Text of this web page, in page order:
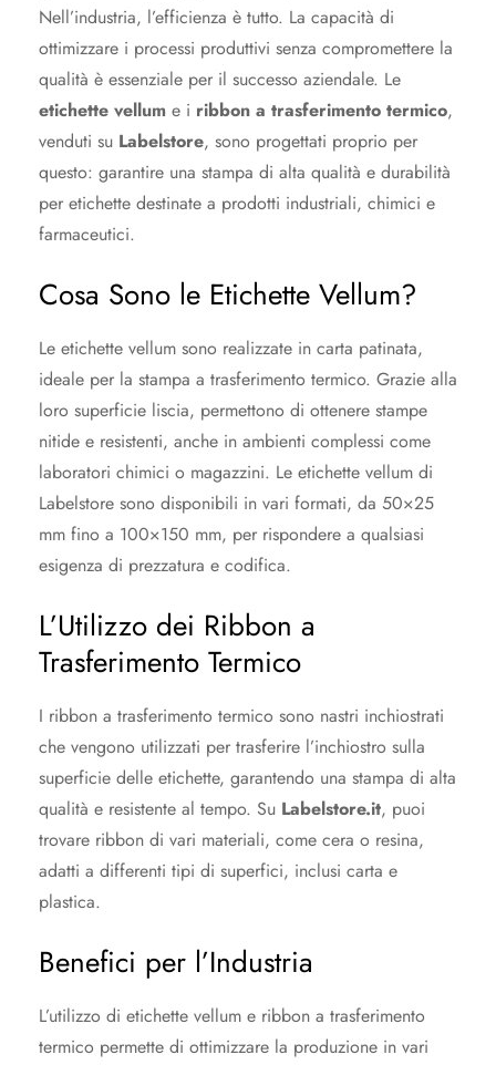
Nell’industria, l’efficienza è tutto. La capacità di
ottimizzare i processi produttivi senza compromettere la
qualità è essenziale per il successo aziendale. Le
etichette vellum e i ribbon a trasferimento termico,
venduti su Labelstore, sono progettati proprio per
questo: garantire una stampa di alta qualità e durabilità
per etichette destinate a prodotti industriali, chimici e
farmaceutici.
Cosa Sono le Etichette Vellum?
Le etichette vellum sono realizzate in carta patinata,
ideale per la stampa a trasferimento termico. Grazie alla
loro superficie liscia, permettono di ottenere stampe
nitide e resistenti, anche in ambienti complessi come
laboratori chimici o magazzini. Le etichette vellum di
Labelstore sono disponibili in vari formati, da 50×25
mm fino a 100×150 mm, per rispondere a qualsiasi
esigenza di prezzatura e codifica.
L’Utilizzo dei Ribbon a
Trasferimento Termico
I ribbon a trasferimento termico sono nastri inchiostrati
che vengono utilizzati per trasferire l’inchiostro sulla
superficie delle etichette, garantendo una stampa di alta
qualità e resistente al tempo. Su Labelstore.it, puoi
trovare ribbon di vari materiali, come cera o resina,
adatti a differenti tipi di superfici, inclusi carta e
plastica.
Benefici per l’Industria
L’utilizzo di etichette vellum e ribbon a trasferimento
termico permette di ottimizzare la produzione in vari